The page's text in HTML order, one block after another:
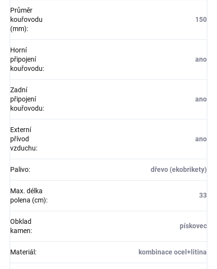
Průměr
kouřovodu
(mm):
150
Horní
připojení
kouřovodu:
ano
Zadní
připojení
kouřovodu:
ano
Externí
přívod
vzduchu:
ano
Palivo: dřevo (ekobrikety)
Max. délka
polena (cm):
33
Obklad
kamen:
pískovec
Materiál : kombinace ocel+litina